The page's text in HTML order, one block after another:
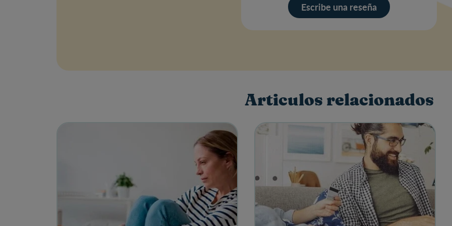
Escribe una reseña
Articulos relacionados